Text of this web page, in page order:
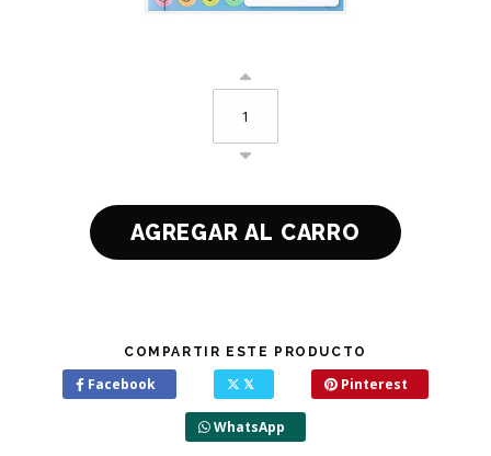
COMPARTIR ESTE PRODUCTO
Facebook 𝕏 Pinterest
WhatsApp